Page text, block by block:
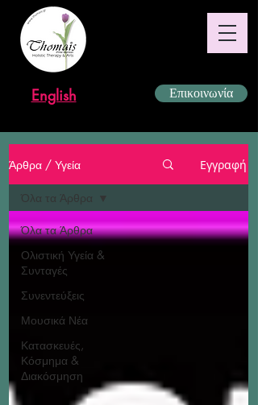
English Επικοινωνία
Άρθρα / Υγεία Εγγραφή
Όλα τα Άρθρα
Ολιστική Υγεία &
Συνταγές
Συνεντεύξεις
Μουσικά Νέα
Κατασκευές,
Κόσμημα &
Διακόσμηση
Όλα τα Άρθρα